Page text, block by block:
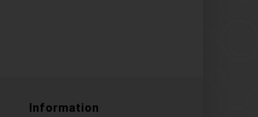
Information